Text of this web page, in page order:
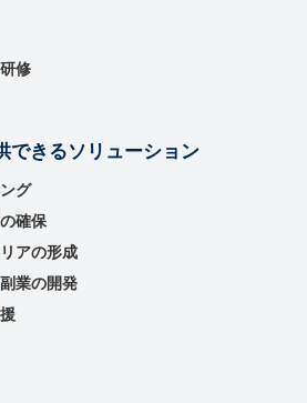
修
できるソリューション
グ
確保
アの形成
業の開発